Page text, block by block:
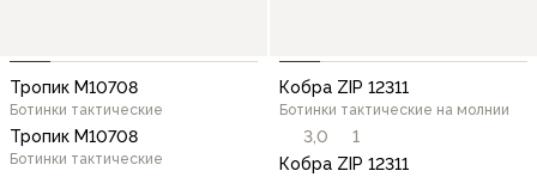
Тропик М10708
Ботинки тактические
Тропик М10708
Ботинки тактические
Кобра ZIP 12311
Ботинки тактические на молнии
3,0
1
Кобра ZIP 12311